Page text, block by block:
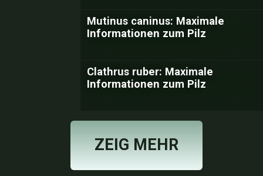
Mutinus caninus: Maximale
Informationen zum Pilz
Clathrus ruber: Maximale
Informationen zum Pilz
ZEIG MEHR